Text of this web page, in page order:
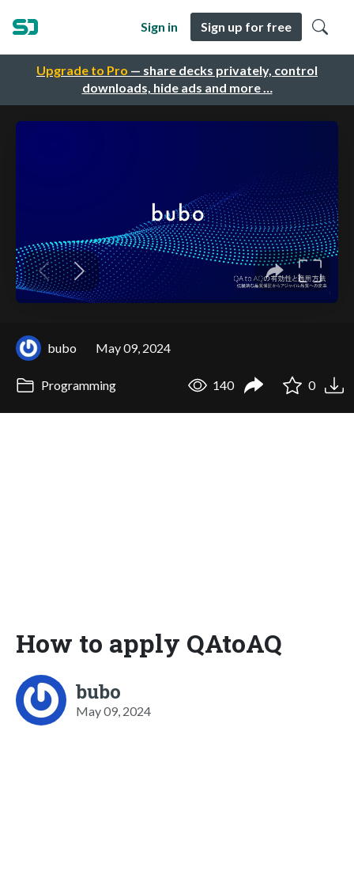
Upgrade to Pro — share decks privately, control
downloads, hide ads and more …
Sign in Sign up for free
bubo May 09, 2024
Programming 140 0
How to apply QAtoAQ
bubo
May 09, 2024